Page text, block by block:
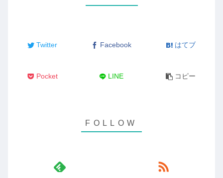
Twitter Facebook はてブ
Pocket LINE コピー